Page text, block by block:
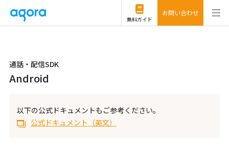
無料ガイド
お問い合わせ
通話・配信SDK
Android
以下の公式ドキュメントもご参考ください。
公式ドキュメント（英文）